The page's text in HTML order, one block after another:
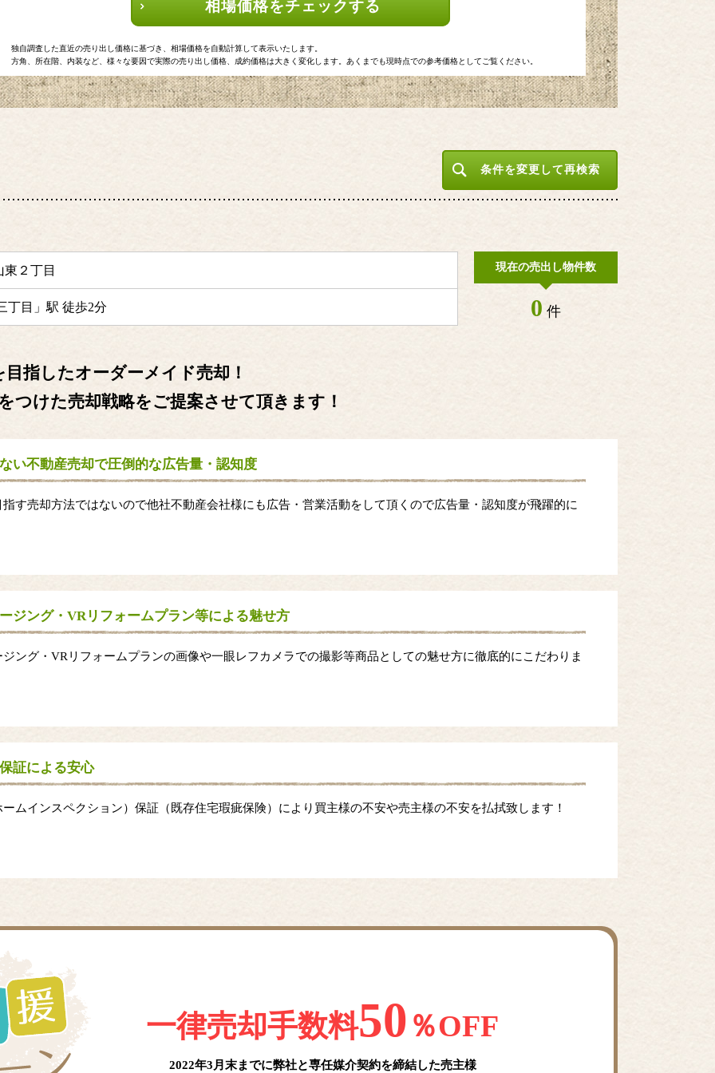
相場価格をチェックする
独自調査した直近の売り出し価格に基づき、相場価格を自動計算して表示いたします。
方角、所在階、内装など、様々な要因で実際の売り出し価格、成約価格は大きく変化します。あくまでも現時点での参考価格としてご覧ください。
条件を変更して再検索
２丁目
丁目」駅 徒歩2分
現在の売出し物件数
0 件
目指したオーダーメイド売却！
つけた売却戦略をご提案させて頂きます！
い不動産売却で圧倒的な広告量・認知度
す売却方法ではないので他社不動産会社様にも広告・営業活動をして頂くので広告量・認知度が飛躍的に
ジング・VRリフォームプラン等による魅せ方
ング・VRリフォームプランの画像や一眼レフカメラでの撮影等商品としての魅せ方に徹底的にこだわりま
証による安心
ムインスペクション）保証（既存住宅瑕疵保険）により買主様の不安や売主様の不安を払拭致します！
一律売却手数料50 ％OFF
2022年3月末までに弊社と専任媒介契約を締結した売主様